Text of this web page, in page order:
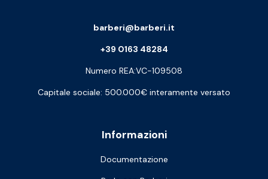
Informazioni
Documentazione
barberi@barberi.it
+39 0163 48284
Numero REA:VC-109508
Capitale sociale: 500.000€ interamente versato